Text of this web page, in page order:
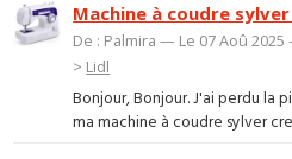
Machine à coudre
De : Palmira — Le 07 Aoû
> Lidl
Bonjour, Bonjour. J'ai perdu la
ma machine à coudre sylver